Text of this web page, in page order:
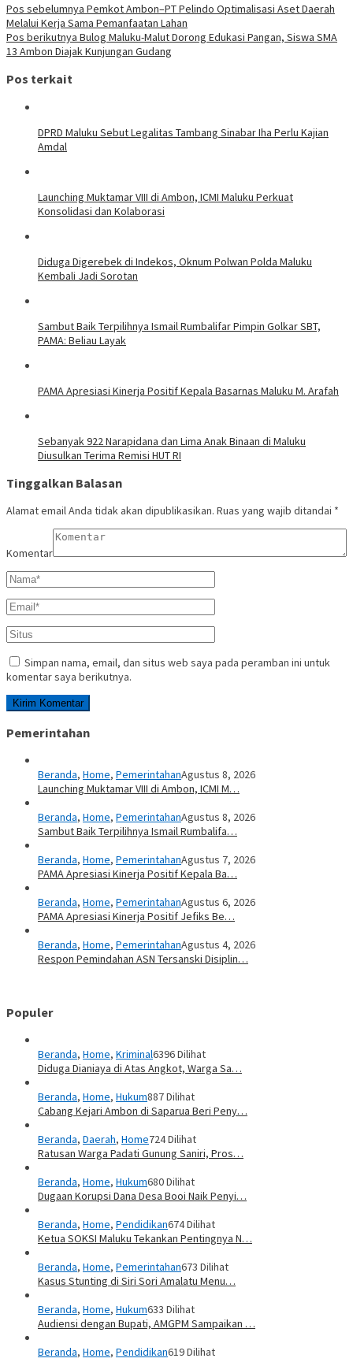
Pos sebelumnya Pemkot Ambon–PT Pelindo Optimalisasi Aset Daerah
Melalui Kerja Sama Pemanfaatan Lahan
Pos berikutnya Bulog Maluku-Malut Dorong Edukasi Pangan, Siswa SMA
13 Ambon Diajak Kunjungan Gudang
Pos terkait
DPRD Maluku Sebut Legalitas Tambang Sinabar Iha Perlu Kajian
Amdal
Launching Muktamar VIII di Ambon, ICMI Maluku Perkuat
Konsolidasi dan Kolaborasi
Diduga Digerebek di Indekos, Oknum Polwan Polda Maluku
Kembali Jadi Sorotan
Sambut Baik Terpilihnya Ismail Rumbalifar Pimpin Golkar SBT,
PAMA: Beliau Layak
PAMA Apresiasi Kinerja Positif Kepala Basarnas Maluku M. Arafah
Sebanyak 922 Narapidana dan Lima Anak Binaan di Maluku
Diusulkan Terima Remisi HUT RI
Tinggalkan Balasan
Alamat email Anda tidak akan dipublikasikan. Ruas yang wajib ditandai *
Komentar
Simpan nama, email, dan situs web saya pada peramban ini untuk
komentar saya berikutnya.
Pemerintahan
Beranda, Home, PemerintahanAgustus 8, 2026
Launching Muktamar VIII di Ambon, ICMI M…
Beranda, Home, PemerintahanAgustus 8, 2026
Sambut Baik Terpilihnya Ismail Rumbalifa…
Beranda, Home, PemerintahanAgustus 7, 2026
PAMA Apresiasi Kinerja Positif Kepala Ba…
Beranda, Home, PemerintahanAgustus 6, 2026
PAMA Apresiasi Kinerja Positif Jefiks Be…
Beranda, Home, PemerintahanAgustus 4, 2026
Respon Pemindahan ASN Tersanski Disiplin…
Populer
Beranda, Home, Kriminal6396 Dilihat
Diduga Dianiaya di Atas Angkot, Warga Sa…
Beranda, Home, Hukum887 Dilihat
Cabang Kejari Ambon di Saparua Beri Peny…
Beranda, Daerah, Home724 Dilihat
Ratusan Warga Padati Gunung Saniri, Pros…
Beranda, Home, Hukum680 Dilihat
Dugaan Korupsi Dana Desa Booi Naik Penyi…
Beranda, Home, Pendidikan674 Dilihat
Ketua SOKSI Maluku Tekankan Pentingnya N…
Beranda, Home, Pemerintahan673 Dilihat
Kasus Stunting di Siri Sori Amalatu Menu…
Beranda, Home, Hukum633 Dilihat
Audiensi dengan Bupati, AMGPM Sampaikan …
Beranda, Home, Pendidikan619 Dilihat